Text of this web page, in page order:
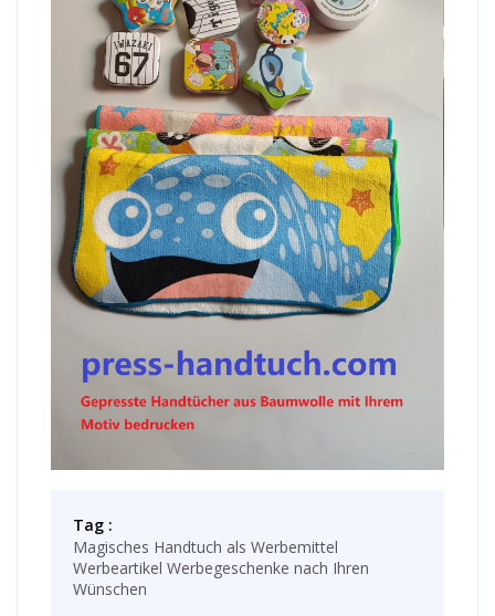
Tag :
Magisches Handtuch als Werbemittel
Werbeartikel Werbegeschenke nach Ihren
Wünschen